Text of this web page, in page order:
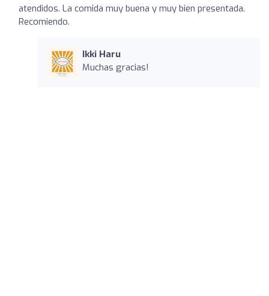
atendidos. La comida muy buena y muy bien presentada.
Recomiendo.
Ikki Haru
Muchas gracias!